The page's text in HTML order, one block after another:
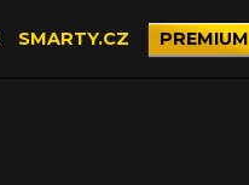
SMARTY.CZ PREMIUM